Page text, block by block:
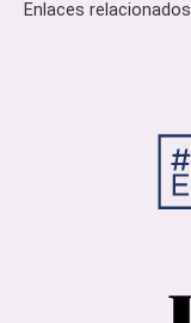
Enlaces relacionados